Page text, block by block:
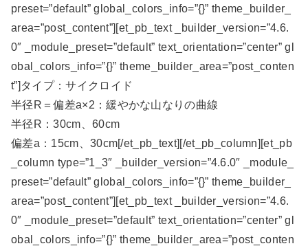
preset=”default” global_colors_info=”{}” theme_builder_
area=”post_content”][et_pb_text _builder_version=”4.6.
0″ _module_preset=”default” text_orientation=”center” gl
obal_colors_info=”{}” theme_builder_area=”post_conten
t”]タイプ：サイクロイド
半径R＝偏差a×2：緩やかな山なりの曲線
半径R：30cm、60cm
偏差a：15cm、30cm[/et_pb_text][/et_pb_column][et_pb
_column type=”1_3″ _builder_version=”4.6.0″ _module_
preset=”default” global_colors_info=”{}” theme_builder_
area=”post_content”][et_pb_text _builder_version=”4.6.
0″ _module_preset=”default” text_orientation=”center” gl
obal_colors_info=”{}” theme_builder_area=”post_conten